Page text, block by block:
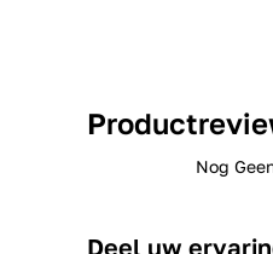
Nog
Deel uw